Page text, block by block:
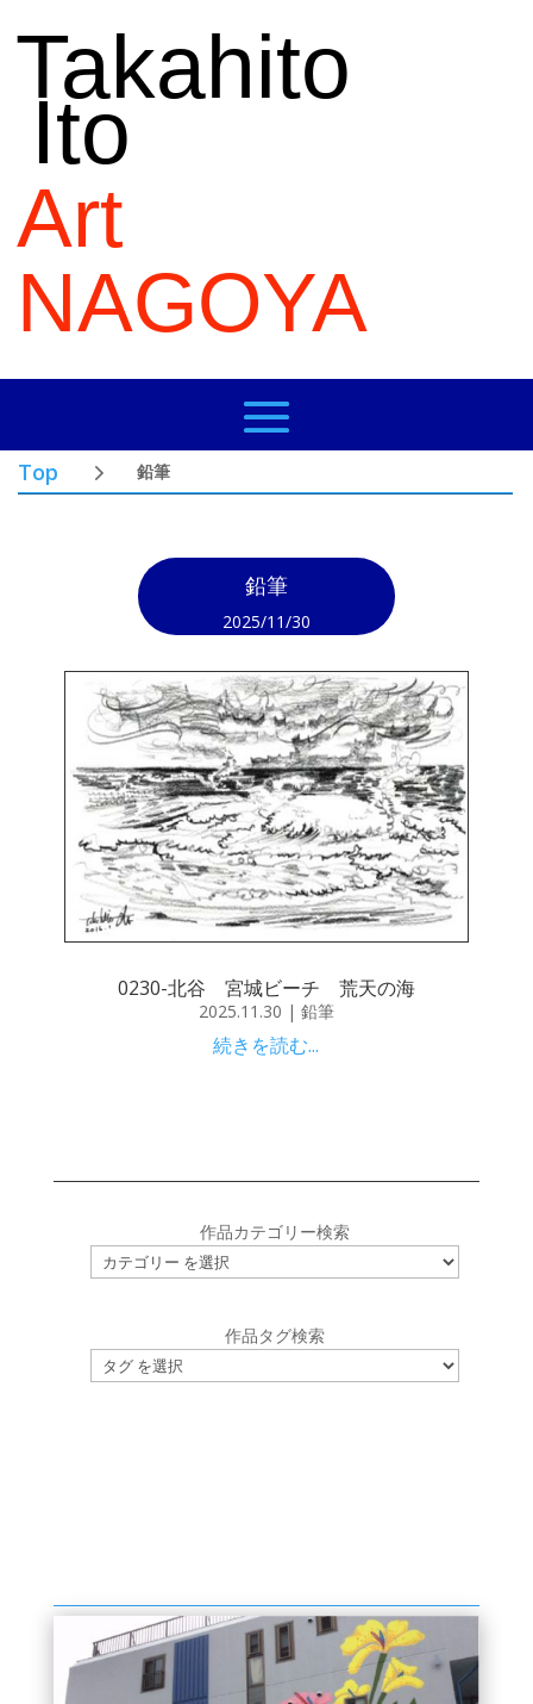
Takahito
Ito
Art
NAGOYA
Top 鉛筆
鉛筆
2025/11/30
0230-北谷 宮城ビーチ 荒天の海
2025.11.30 | 鉛筆
続きを読む...
作品カテゴリー検索
作品タグ検索